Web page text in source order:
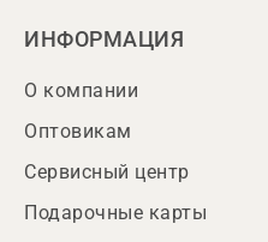
ИНФОРМАЦИЯ
О компании
Оптовикам
Сервисный центр
Подарочные карты